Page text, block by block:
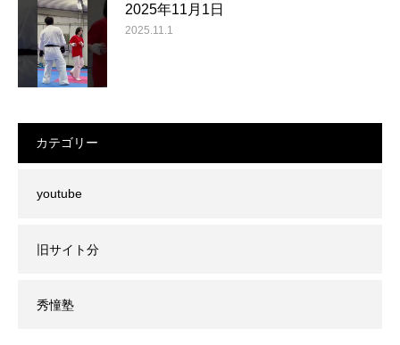
2025年11月1日
2025.11.1
カテゴリー
youtube
旧サイト分
秀憧塾